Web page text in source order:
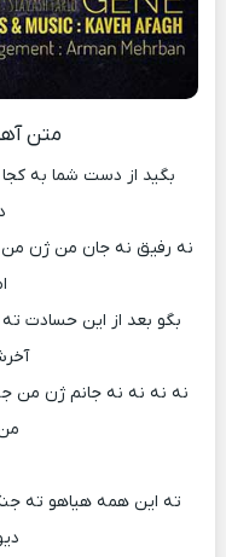
متن
بگید از دست شما به کجا
نه رفیق نه جان من ژن
بگو بعد از این حسادت
نه نه نه نه جانم ژن من
ته این همه هیاهو ته